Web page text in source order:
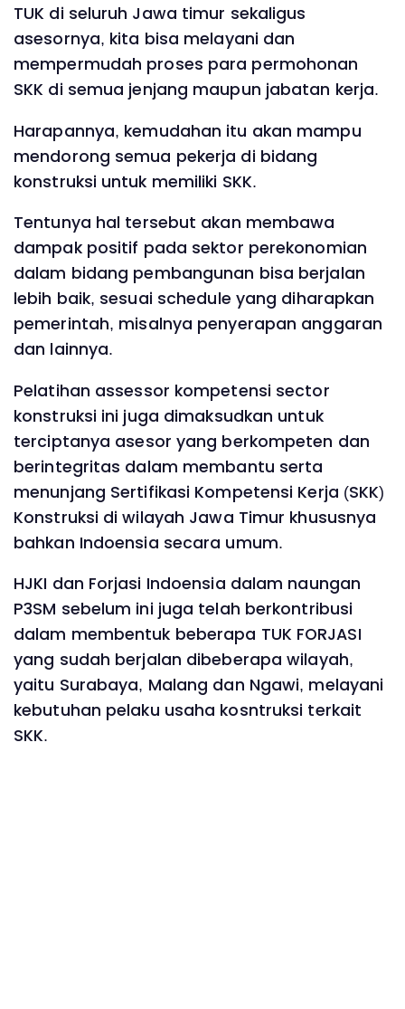
TUK di seluruh Jawa timur sekaligus
asesornya, kita bisa melayani dan
mempermudah proses para permohonan
SKK di semua jenjang maupun jabatan kerja.
Harapannya, kemudahan itu akan mampu
mendorong semua pekerja di bidang
konstruksi untuk memiliki SKK.
Tentunya hal tersebut akan membawa
dampak positif pada sektor perekonomian
dalam bidang pembangunan bisa berjalan
lebih baik, sesuai schedule yang diharapkan
pemerintah, misalnya penyerapan anggaran
dan lainnya.
Pelatihan assessor kompetensi sector
konstruksi ini juga dimaksudkan untuk
terciptanya asesor yang berkompeten dan
berintegritas dalam membantu serta
menunjang Sertifikasi Kompetensi Kerja (SKK)
Konstruksi di wilayah Jawa Timur khususnya
bahkan Indoensia secara umum.
HJKI dan Forjasi Indoensia dalam naungan
P3SM sebelum ini juga telah berkontribusi
dalam membentuk beberapa TUK FORJASI
yang sudah berjalan dibeberapa wilayah,
yaitu Surabaya, Malang dan Ngawi, melayani
kebutuhan pelaku usaha kosntruksi terkait
SKK.